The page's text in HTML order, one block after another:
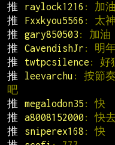
推
raylock1216 : 加
推
Fxxkyou5566 : 太
推
gary850503 : 加油
推
CavendishJr : 明年
推
twtpcsilence : 好
推
leevarchu : 按節
吧
推
megalodon35 : 快
推
a8008152000 : 快
推
sniperex168 : 快